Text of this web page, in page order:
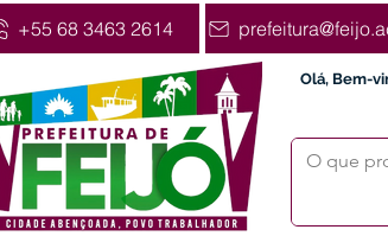
+55 68 3463 2614
Olá, Bem-